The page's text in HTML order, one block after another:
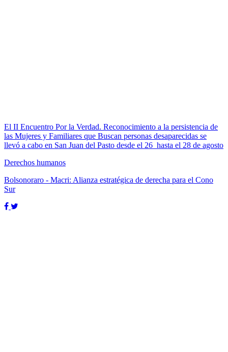
El II Encuentro Por la Verdad. Reconocimiento a la persistencia de
las Mujeres y Familiares que Buscan personas desaparecidas se
llevó a cabo en San Juan del Pasto desde el 26 hasta el 28 de agosto
Derechos humanos
Bolsonoraro - Macri: Alianza estratégica de derecha para el Cono
Sur